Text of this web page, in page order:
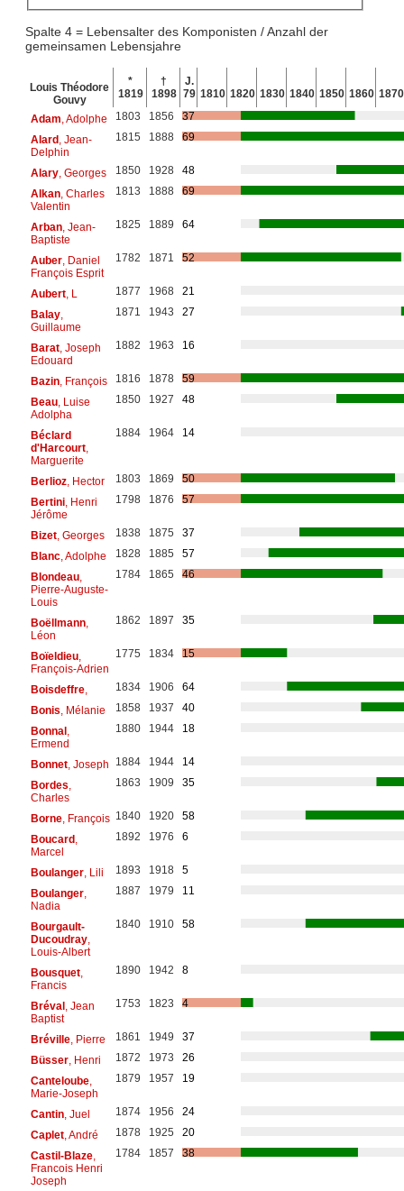
Spalte 4 = Lebensalter des Komponisten / Anzahl der
gemeinsamen Lebensjahre
Louis Théodore
Gouvy
*
1819
†
1898
J.
79 1810 1820 1830 1840 1850 1860 1870
Adam , Adolphe 1803 1856
37
Alard, Jean-
Delphin
1815 1888 69
Alary, Georges 1850 1928
48
Alkan, Charles
Valentin
1813 1888 69
Arban, Jean-
Baptiste
1825 1889 64
Auber, Daniel
François Esprit
1782 1871 52
Aubert, L 1877 1968
21
Balay,
Guillaume
1871 1943 27
Barat, Joseph
Edouard
1882 1963 16
Bazin, François 1816 1878
59
Beau, Luise
Adolpha
1850 1927 48
Béclard
d'Harcourt,
Marguerite
1884 1964 14
Berlioz, Hector 1803 1869
50
Bertini, Henri
Jérôme
1798 1876 57
Bizet, Georges 1838 1875
37
Blanc, Adolphe 1828 1885
57
Blondeau,
Pierre-Auguste-
Louis
1784 1865 46
Boëllmann,
Léon
1862 1897 35
Boïeldieu,
François-Adrien
1775 1834 15
Boisdeffre, 1834 1906
64
Bonis , Mélanie 1858 1937
40
Bonnal,
Ermend
1880 1944 18
Bonnet, Joseph 1884 1944
14
Bordes
Charles
1863 1909 35
Borne, François 1840 1920
58
Boucard,
Marcel
1892 1976 6
Boulanger, Lili 1893 1918
5
Boulanger,
Nadia
1887 1979 11
Bourgault-
Ducoudray,
Louis-Albert
1840 1910 58
Bousquet,
Francis
1890 1942 8
Bréval, Jean
Baptist
1753 1823 4
Bréville, Pierre 1861 1949
37
Büsser, Henri 1872 1973
26
Canteloube,
Marie-Joseph
1879 1957 19
Cantin, Juel 1874 1956
24
Caplet, André 1878 1925
20
Castil-Blaze,
Francois Henri
Joseph
1784 1857 38